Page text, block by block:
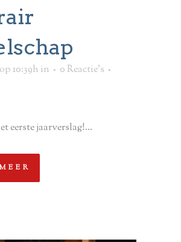
10:39h in
0 Reactie's
eerste jaarverslag!...